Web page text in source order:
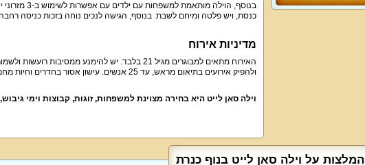
בנוסף,
כנסת, ויש פלטה ומיחם לשבת. בנוסף, הגישה לנכים נוחה בזכות כניסה
מדיניות אירוח
ולהפיק אירועים בתיאום מראש, עד 25 אנשים. עישון אסור בחדרים וחיות מחמד אינן מורשות.
וילה סאן לייט היא בחירה מצוינת למשפחות, זוגות, קבוצות וימי
המלצות על וילה סאן לייט בנוף כנרת